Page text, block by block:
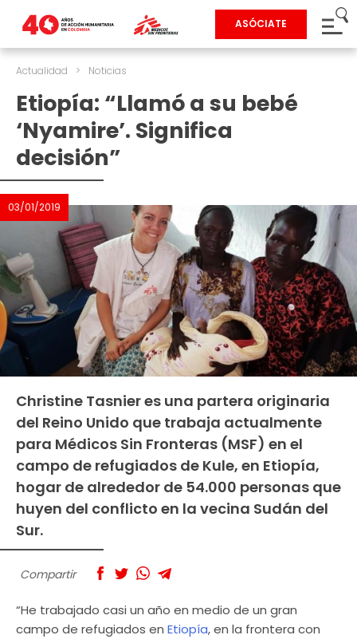
ASÓCIATE
Actualidad > Noticias
Etiopía: “Llamó a su bebé
‘Nyamire’. Significa
decisión”
03/01/2019
Christine Tasnier es una partera originaria
del Reino Unido que trabaja actualmente
para Médicos Sin Fronteras (MSF) en el
campo de refugiados de Kule, en Etiopía,
hogar de alrededor de 54.000 personas que
huyen del conflicto en la vecina Sudán del
Sur.
Compartir
“He trabajado casi un año en medio de un gran
campo de refugiados en Etiopía, en la frontera con